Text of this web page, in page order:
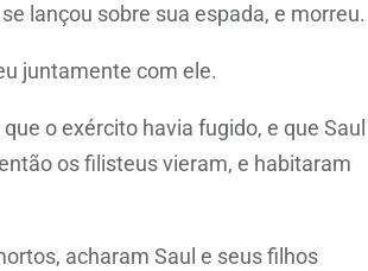
lançou sobre sua espada, e morreu.
juntamente com ele.
o exército havia fugido, e que Saul
os filisteus vieram, e habitaram
acharam Saul e seus filhos